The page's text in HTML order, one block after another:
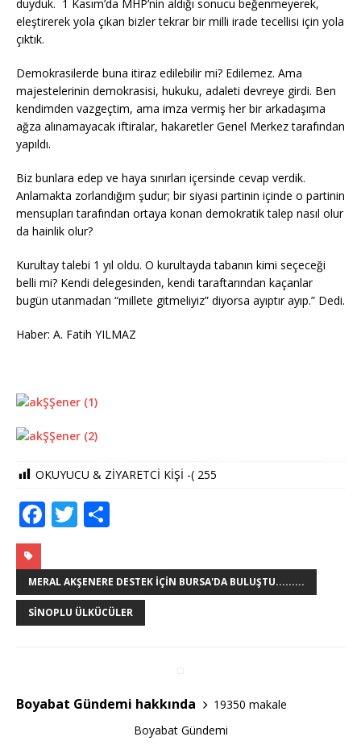
duyduk. 1 Kasım’da MHP’nin aldığı sonucu beğenmeyerek,
eleştirerek yola çıkan bizler tekrar bir milli irade tecellisi için yola
çıktık.
Demokrasilerde buna itiraz edilebilir mi? Edilemez. Ama
majestelerinin demokrasisi, hukuku, adaleti devreye girdi. Ben
kendimden vazgeçtim, ama imza vermiş her bir arkadaşıma
ağza alınamayacak iftiralar, hakaretler Genel Merkez tarafından
yapıldı.
Biz bunlara edep ve haya sınırları içersinde cevap verdik.
Anlamakta zorlandığım şudur; bir siyasi partinin içinde o partinin
mensupları tarafından ortaya konan demokratik talep nasıl olur
da hainlik olur?
Kurultay talebi 1 yıl oldu. O kurultayda tabanın kimi seçeceği
belli mi? Kendi delegesinden, kendi taraftarından kaçanlar
bugün utanmadan “millete gitmeliyiz” diyorsa ayıptır ayıp.” Dedi.
Haber: A. Fatih YILMAZ
OKUYUCU & ZİYARETCİ KİŞİ -( 255
F
c
e
b
k
T
it
te
r
ar
e
MERAL AKŞENERE DESTEK İÇIN BURSA'DA BULUŞTU.........
SINOPLU ÜLKÜCÜLER
Boyabat Gündemi hakkında
19350 makale
Boyabat Gündemi